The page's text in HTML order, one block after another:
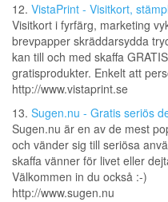
12. VistaPrint - Visitkort,
Visitkort i fyrfärg, marketing
brevpapper skräddarsydda
kan till och med skaffa
gratisprodukter. Enkelt att
http://www.vistaprint.se
13. Sugen.nu - Gratis seriös
Sugen.nu är en av de mest
och vänder sig till seriösa
skaffa vänner för livet eller
Välkommen in du också :-)
http://www.sugen.nu